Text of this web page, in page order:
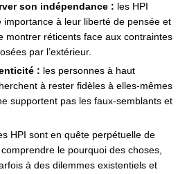
son indépendance : les HPI
à leur liberté de pensée et
montrer réticents face aux contraintes
par l’extérieur.
: les personnes à haut
à rester fidèles à elles-mêmes
supportent pas les faux-semblants et
HPI sont en quête perpétuelle de
le pourquoi des choses,
à des dilemmes existentiels et